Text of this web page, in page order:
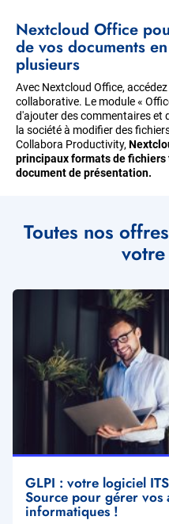
Nextcloud Office
de vos documents
plusieurs
Avec Nextcloud Office,
collaborative. Le module «
d'ajouter des commentaires et
la société à modifier des
Collabora Productivity,
principaux formats de
document de présentation.
Toutes nos
Illustration
GLPI : votre logiciel
Source pour gérer vos
informatiques !